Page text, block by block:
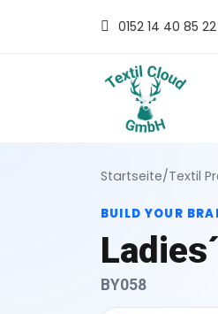
0152 14 40 85 22
Startseite/Textil
BUILD YOUR
BY058